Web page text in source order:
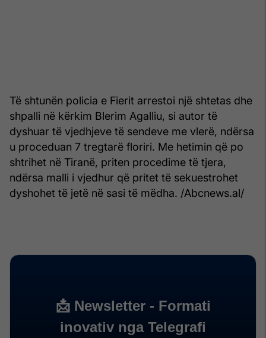
Të shtunën policia e Fierit arrestoi një shtetas dhe
shpalli në kërkim Blerim Agalliu, si autor të
dyshuar të vjedhjeve të sendeve me vlerë, ndërsa
u proceduan 7 tregtarë floriri. Me hetimin që po
shtrihet në Tiranë, priten procedime të tjera,
ndërsa malli i vjedhur që pritet të sekuestrohet
dyshohet të jetë në sasi të mëdha. /Abcnews.al/